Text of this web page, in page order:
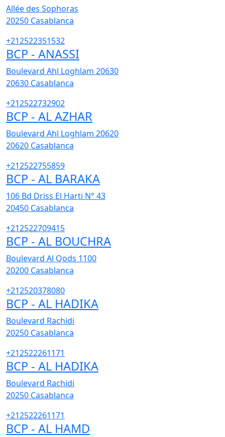
Allée des Sophoras
20250 Casablanca
+212522351532
BCP - ANASSI
Boulevard Ahl Loghlam 20630
20630 Casablanca
+212522732902
BCP - AL AZHAR
Boulevard Ahl Loghlam 20620
20620 Casablanca
+212522755859
BCP - AL BARAKA
106 Bd Driss El Harti N° 43
20450 Casablanca
+212522709415
BCP - AL BOUCHRA
Boulevard Al Qods 1100
20200 Casablanca
+212520378080
BCP - AL HADIKA
Boulevard Rachidi
20250 Casablanca
+212522261171
BCP - AL HADIKA
Boulevard Rachidi
20250 Casablanca
+212522261171
BCP - AL HAMD